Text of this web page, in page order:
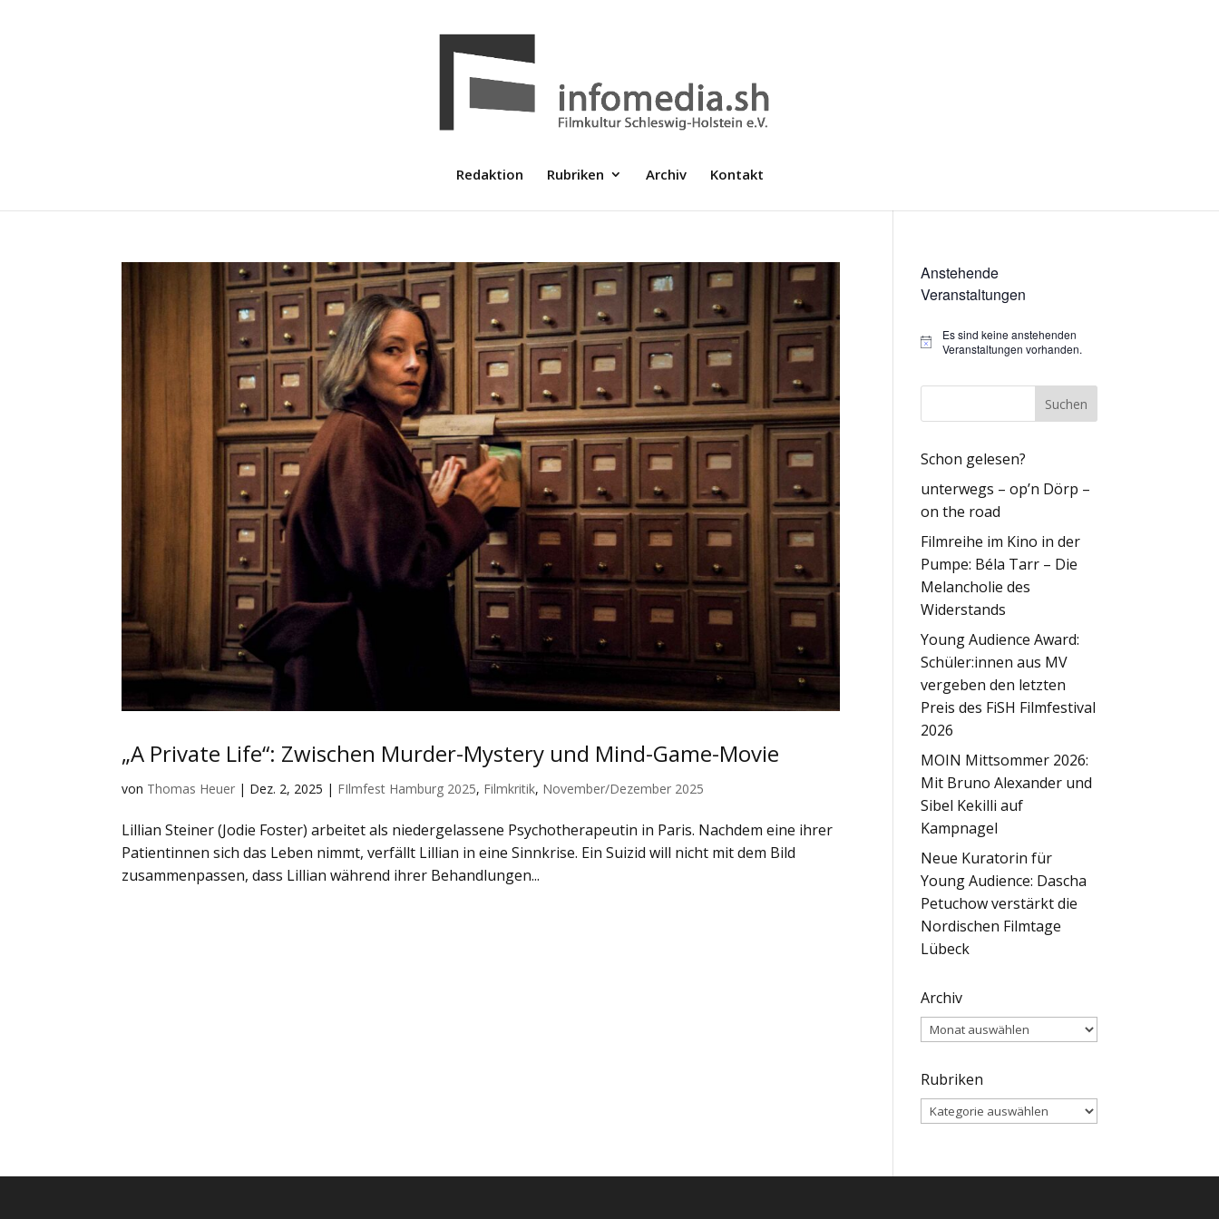
Redaktion Rubriken Archiv Kontakt
„A Private Life“: Zwischen Murder-Mystery und Mind-Game-Movie
von Thomas Heuer | Dez. 2, 2025 | FIlmfest Hamburg 2025, Filmkritik, November/Dezember 2025
Lillian Steiner (Jodie Foster) arbeitet als niedergelassene Psychotherapeutin in Paris. Nachdem eine ihrer
Patientinnen sich das Leben nimmt, verfällt Lillian in eine Sinnkrise. Ein Suizid will nicht mit dem Bild
zusammenpassen, dass Lillian während ihrer Behandlungen...
Anstehende
Veranstaltungen
Hinweis
Es sind keine anstehenden
Veranstaltungen vorhanden.
Schon gelesen?
unterwegs – op’n Dörp –
on the road
Filmreihe im Kino in der
Pumpe: Béla Tarr – Die
Melancholie des
Widerstands
Young Audience Award:
Schüler:innen aus MV
vergeben den letzten
Preis des FiSH Filmfestival
2026
MOIN Mittsommer 2026:
Mit Bruno Alexander und
Sibel Kekilli auf
Kampnagel
Neue Kuratorin für
Young Audience: Dascha
Petuchow verstärkt die
Nordischen Filmtage
Lübeck
Archiv
Archiv
Rubriken
Rubriken